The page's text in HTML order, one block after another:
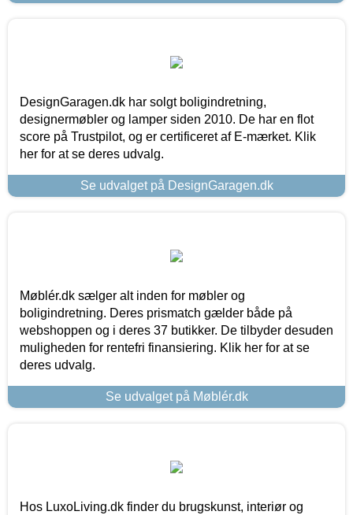
DesignGaragen.dk har solgt boligindretning,
designermøbler og lamper siden 2010. De har en flot
score på Trustpilot, og er certificeret af E-mærket. Klik
her for at se deres udvalg.
Se udvalget på DesignGaragen.dk
Møblér.dk sælger alt inden for møbler og
boligindretning. Deres prismatch gælder både på
webshoppen og i deres 37 butikker. De tilbyder desuden
muligheden for rentefri finansiering. Klik her for at se
deres udvalg.
Se udvalget på Møblér.dk
Hos LuxoLiving.dk finder du brugskunst, interiør og